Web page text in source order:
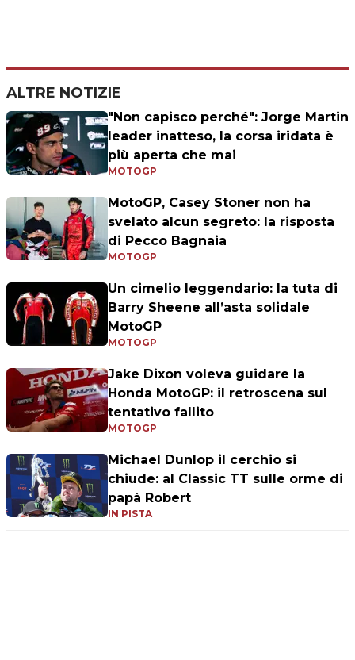
ALTRE NOTIZIE
"Non capisco perché": Jorge Martin
leader inatteso, la corsa iridata è
più aperta che mai
MOTOGP
MotoGP, Casey Stoner non ha
svelato alcun segreto: la risposta
di Pecco Bagnaia
MOTOGP
Un cimelio leggendario: la tuta di
Barry Sheene all’asta solidale
MotoGP
MOTOGP
Jake Dixon voleva guidare la
Honda MotoGP: il retroscena sul
tentativo fallito
MOTOGP
Michael Dunlop il cerchio si
chiude: al Classic TT sulle orme di
papà Robert
IN PISTA